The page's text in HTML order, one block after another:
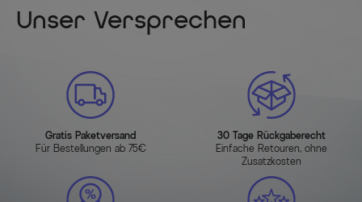
Unser Versprechen
Gratis Paketversand
Für Bestellungen ab 75€
30 Tage Rückgaberecht
Einfache Retouren, ohne
Zusatzkosten